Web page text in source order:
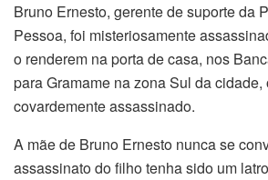
Bruno Ernesto, gerente de suporte da
Pessoa, foi misteriosamente
o renderem na porta de casa, nos
para Gramame na zona Sul da cidade,
covardemente assassinado.
A mãe de Bruno Ernesto nunca se
assassinato do filho tenha sido um